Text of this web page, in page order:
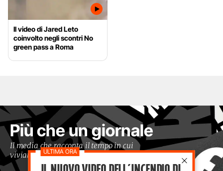
Il video di Jared Leto
coinvolto negli scontri No
green pass a Roma
Più che un giornale
Il media che racconta il tempo in cui
viviamo con occhi moderni